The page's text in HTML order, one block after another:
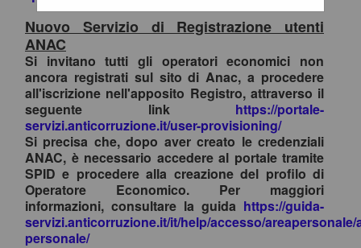
Nuovo Servizio di Registrazione utenti
ANAC
Si invitano tutti gli operatori economici non
ancora registrati sul sito di Anac, a procedere
all'iscrizione nell'apposito Registro, attraverso il
seguente link https://portale-
servizi.anticorruzione.it/user-provisioning/
Si precisa che, dopo aver creato le credenziali
ANAC, è necessario accedere al portale tramite
SPID e procedere alla creazione del profilo di
Operatore Economico. Per maggiori
informazioni, consultare la guida https://guida-
servizi.anticorruzione.it/it/help/accesso/areapersonale/
personale/